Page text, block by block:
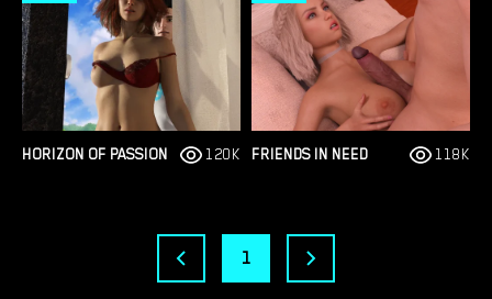
HORIZON OF PASSION 120K FRIENDS IN NEED 118K
1